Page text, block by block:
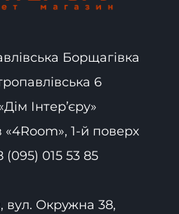
Борщагівка
6
Інтер’єру»
1-й поверх
(095) 015 53 85
вул. Окружна 38,